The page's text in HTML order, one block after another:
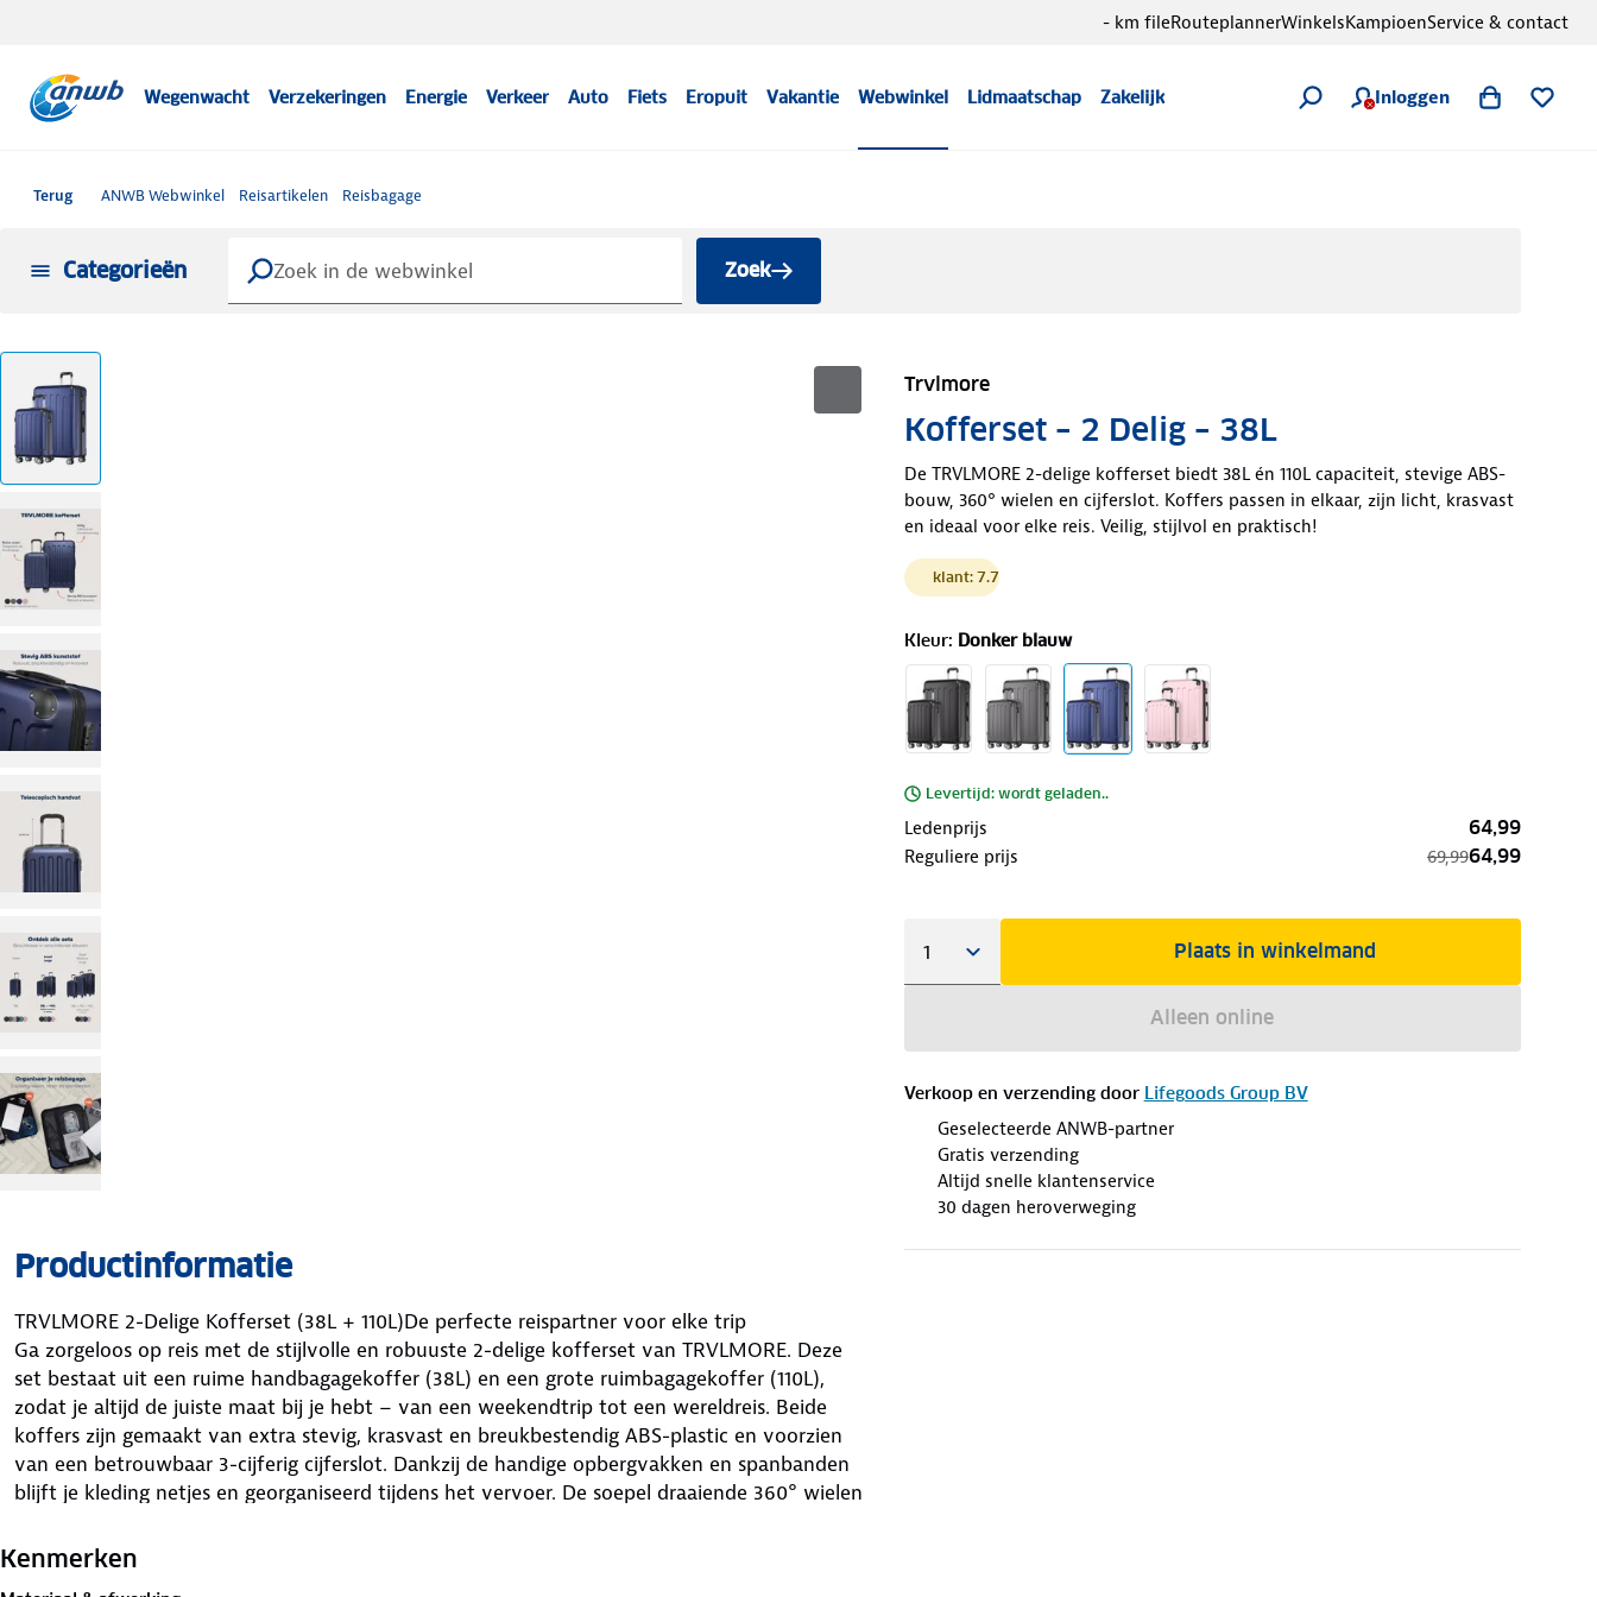
Wegenwacht Verzekeringen Energie Verkeer Auto Fiets Eropuit Vakantie Webwinkel Lidmaatschap Zakelijk Inloggen
- km fileRouteplannerWinkelsKampioenService & contact
Terug ANWB Webwinkel Reisartikelen Reisbagage
Categorieën Zoek
Trvlmore
Kofferset – 2 Delig – 38L
De TRVLMORE 2-delige kofferset biedt 38L én 110L capaciteit, stevige ABS-
bouw, 360° wielen en cijferslot. Koffers passen in elkaar, zijn licht, krasvast
en ideaal voor elke reis. Veilig, stijlvol en praktisch!
klant: 7.7
Kleur: Donker blauw
Levertijd: wordt geladen..
Ledenprijs 64,99
Reguliere prijs 69,9964,99
Plaats in winkelmand
Alleen online
Verkoop en verzending door Lifegoods Group BV
Geselecteerde ANWB-partner
Gratis verzending
Altijd snelle klantenservice
30 dagen heroverweging
Productinformatie
TRVLMORE 2-Delige Kofferset (38L + 110L)De perfecte reispartner voor elke trip
Ga zorgeloos op reis met de stijlvolle en robuuste 2-delige kofferset van TRVLMORE. Deze
set bestaat uit een ruime handbagagekoffer (38L) en een grote ruimbagagekoffer (110L),
zodat je altijd de juiste maat bij je hebt – van een weekendtrip tot een wereldreis. Beide
koffers zijn gemaakt van extra stevig, krasvast en breukbestendig ABS-plastic en voorzien
van een betrouwbaar 3-cijferig cijferslot. Dankzij de handige opbergvakken en spanbanden
blijft je kleding netjes en georganiseerd tijdens het vervoer. De soepel draaiende 360° wielen
nu door drukke luchthavens of over hobbelige trottoirs loopt. Extra handig: de koffers
Kenmerken